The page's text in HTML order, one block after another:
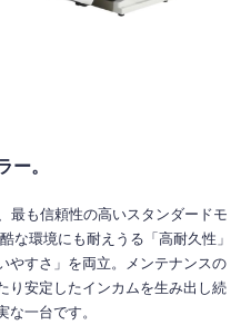
ー。
最も信頼性の高いスタンダードモ
な環境にも耐えうる「高耐久性」
やすさ」を両立。メンテナンスの
り安定したインカムを生み出し続
一台です。